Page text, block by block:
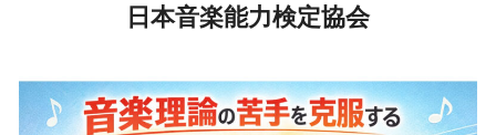
日本音楽能力検定協会